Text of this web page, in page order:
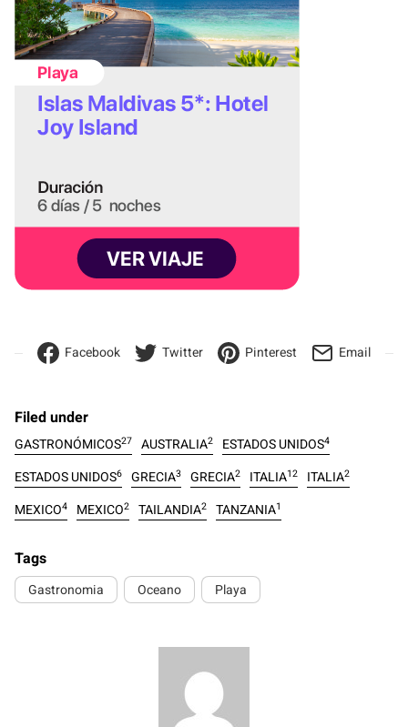
Facebook Twitter Pinterest Email
Filed under
GASTRONÓMICOS27 AUSTRALIA2 ESTADOS UNIDOS4
ESTADOS UNIDOS6 GRECIA3 GRECIA2 ITALIA12 ITALIA2
MEXICO4 MEXICO2 TAILANDIA2 TANZANIA1
Tags
Gastronomia Oceano Playa